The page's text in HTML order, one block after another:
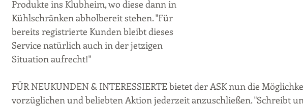
Produkte ins Klubheim, wo diese dann in
Kühlschränken abholbereit stehen. "Für
bereits registrierte Kunden bleibt dieses
Service natürlich auch in der jetzigen
Situation aufrecht!"
FÜR NEUKUNDEN & INTERESSIERTE bietet der ASK nun die
vorzüglichen und beliebten Aktion jederzeit anzuschließen. "Schreibt